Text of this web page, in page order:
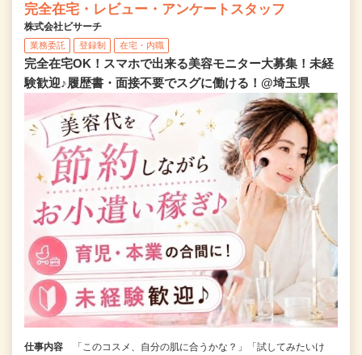
完全在宅・レビュー・アンケートスタッフ
株式会社ビサーチ
業務委託 登録制 在宅・内職
完全在宅OK！スマホで出来る美容モニター大募集！未経
験歓迎♪履歴書・面接不要でスグに働ける！@埼玉県
仕事内容
「このコスメ、自分の肌に合うかな？」「試してみたいけ